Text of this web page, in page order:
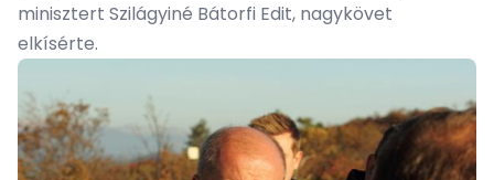
minisztert Szilágyiné Bátorfi Edit, nagykövet
elkísérte.